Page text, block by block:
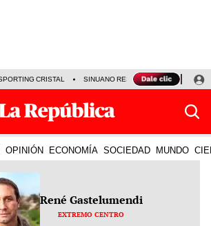
CRISTAL SINUANO RESULTADOS HOY
OPINIÓN ECONOMÍA SOCIEDAD MUNDO
René Gastelumendi
EXTREMO CENTRO